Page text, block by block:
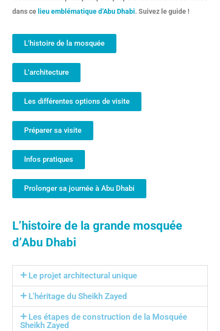
dans ce lieu emblématique d’Abu Dhabi. Suivez le guide !
L'histoire de la mosquée
L'architecture
Les différentes options de visite
Préparer sa visite
Infos pratiques
Prolonger sa journée à Abu Dhabi
L’histoire de la grande mosquée
d’Abu Dhabi
Le projet architectural unique
L'héritage du Sheikh Zayed
Les étapes de construction de la Mosquée
Sheikh Zayed